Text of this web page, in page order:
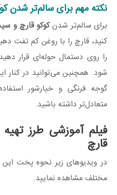
نکته مهم برای سالم‌تر شدن
برای سالم‌تر شدنکوکو قارچ و
کنید، قارچ را با روغن کم تفت
را روی دستمال حوله‌ای قرار
شود. همچنین می‌توانید در کنار
گوجه فرنگی و خیارشور
متعادل‌تر داشته باشید.
فیلم آموزشی طرز
قارچ
در ویدیوهای زیر نحوه پخت
مختلف مشاهده نمایید.